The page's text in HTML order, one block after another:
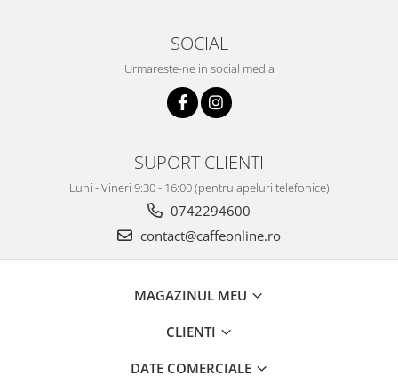
SOCIAL
Urmareste-ne in social media
SUPORT CLIENTI
Luni - Vineri 9:30 - 16:00 (pentru apeluri telefonice)
0742294600
contact@caffeonline.ro
MAGAZINUL MEU
CLIENTI
DATE COMERCIALE